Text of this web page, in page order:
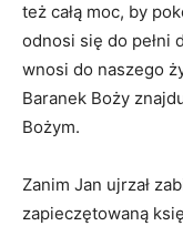
też całą moc, by
odnosi się do pełni
wnosi do naszego
Baranek Boży
Bożym.
Zanim Jan ujrzał
zapieczętowaną